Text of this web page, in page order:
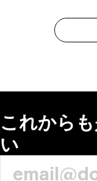
これから
い